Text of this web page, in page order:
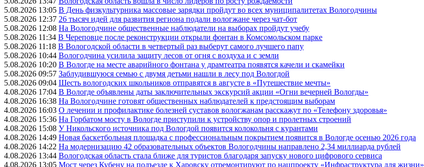
5.08.2026 13:05 В День физкультурника массовые зарядки пройдут во всех муниципалитетах Вологодчины
5.08.2026 12:37 26 тысяч идей для развития региона подали вологжане через чат-бот
5.08.2026 12:08 На Вологодчине общественные наблюдатели на выборах пройдут учебу
5.08.2026 11:34 В Череповце после реконструкции открыли фонтан в Комсомольском парке
5.08.2026 11:18 В Вологодской области в четвертый раз выберут самого лучшего папу
5.08.2026 10:44 Вологодчина усилила защиту лесов от огня с воздуха и с земли
5.08.2026 10:20 В Вологде на месте аварийного фонтана у драмтеатра появятся качели и скамейки
5.08.2026 09:57 Заблудившуюся семью с двумя детьми нашли в лесу под Вологдой
5.08.2026 09:04 Шесть вологодских школьников отправятся в августе в «Путешествие мечты»
4.08.2026 17:04 В Вологде объявлены даты заключительных экскурсий акции «Огни вечерней Вологды»
4.08.2026 16:38 На Вологодчине готовят общественных наблюдателей к предстоящим выборам
4.08.2026 16:03 О лечении и профилактике болезней суставов вологжанам расскажут по «Телефону здоровья»
4.08.2026 15:36 На Горбатом мосту в Вологде приступили к устройству опор и пролетных строений
4.08.2026 15:08 У Никольского источника под Вологдой появится колокольня с курантами
4.08.2026 14:49 Новая баскетбольная площадка с профессиональным покрытием появится в Вологде осенью 2026 года
4.08.2026 14:22 На модернизацию 42 образовательных объектов Вологодчины направлено 2,34 миллиарда рублей
4.08.2026 13:44 Вологодская область стала ближе для туристов благодаря запуску нового цифрового сервиса
4.08.2026 13:05 Мост через Кубену на подъезде к Харовску отремонтируют по нацпроекту «Инфраструктура для жизни»